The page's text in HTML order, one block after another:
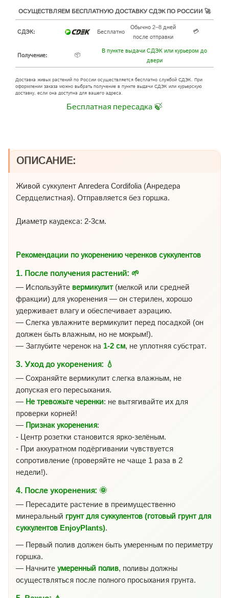
ОСУЩЕСТВЛЯЕМ БЕСПЛАТНУЮ ДОСТАВКУ СДЭК ПО РОССИИ 🚀
СДЭК: Бесплатно
Обычно 2–8 дней
после отправки
💳
Получение: 📦
В пункте выдачи СДЭК или курьером до
двери
Доставка живых растений по России осуществляется бесплатно службой СДЭК. При
оформлении заказа можно выбрать получение в пункте выдачи СДЭК или курьерскую
доставку, если она доступна для вашего адреса.
Бесплатная пересадка 🍃
ОПИСАНИЕ:
Живой суккулент Anredera Сordifolia (Анредера
Сердцелистная). Отправляется без горшка.
Диаметр каудекса: 2-3см.
Рекомендации по укоренению черенков суккулентов
1. После получения растений: 🌱
— Используйте вермикулит(мелкой или средней
фракции) для укоренения — он стерилен, хорошо
удерживает влагу и обеспечивает аэрацию.
— Слегка увлажните вермикулит перед посадкой (он
должен быть влажным, но не мокрым!).
— Заглубите черенок на 1-2 см, не уплотняя субстрат.
3. Уход до укоренения: 💧
— Сохраняйте вермикулит слегка влажным, не
допуская его пересыхания.
— Не тревожьте черенки: не вытягивайте их для
проверки корней!
— Признак укоренения:
- Центр розетки становится ярко-зелёным.
- При аккуратном подёргивании чувствуется
сопротивление (проверяйте не чаще 1 раза в 2
недели!).
4. После укоренения: 🌞
— Пересадите растение в преимущественно
минеральный грунт для суккулентов (готовый грунт для
суккулентов EnjoyPlants).
— Первый полив должен быть умеренным по периметру
горшка.
— Начните умеренный полив, поливы должны
осуществляться после полного просыхания грунта.